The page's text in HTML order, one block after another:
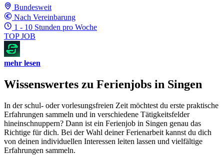
Bundesweit
Nach Vereinbarung
1 - 10 Stunden pro Woche
TOP JOB
mehr lesen
Wissenswertes zu Ferienjobs in Singen
In der schul- oder vorlesungsfreien Zeit möchtest du erste praktische
Erfahrungen sammeln und in verschiedene Tätigkeitsfelder
hineinschnuppern? Dann ist ein Ferienjob in Singen genau das
Richtige für dich. Bei der Wahl deiner Ferienarbeit kannst du dich
von deinen individuellen Interessen leiten lassen und vielfältige
Erfahrungen sammeln.